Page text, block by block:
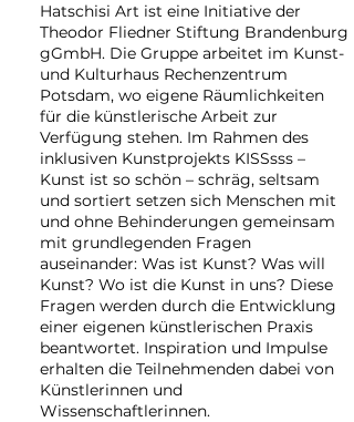
Hatschisi Art ist eine Initiative der
Theodor Fliedner Stiftung Brandenburg
gGmbH. Die Gruppe arbeitet im Kunst-
und Kulturhaus Rechenzentrum
Potsdam, wo eigene Räumlichkeiten
für die künstlerische Arbeit zur
Verfügung stehen. Im Rahmen des
inklusiven Kunstprojekts KISSsss –
Kunst ist so schön – schräg, seltsam
und sortiert setzen sich Menschen mit
und ohne Behinderungen gemeinsam
mit grundlegenden Fragen
auseinander: Was ist Kunst? Was will
Kunst? Wo ist die Kunst in uns? Diese
Fragen werden durch die Entwicklung
einer eigenen künstlerischen Praxis
beantwortet. Inspiration und Impulse
erhalten die Teilnehmenden dabei von
Künstlerinnen und
Wissenschaftlerinnen.